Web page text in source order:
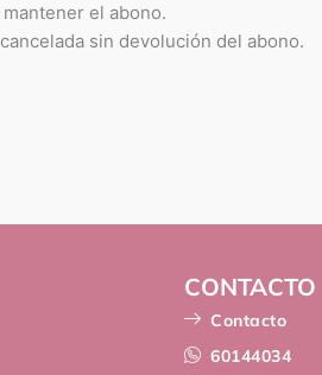
el abono.
sin devolución del abono.
CONTACTO
Contacto
60144034